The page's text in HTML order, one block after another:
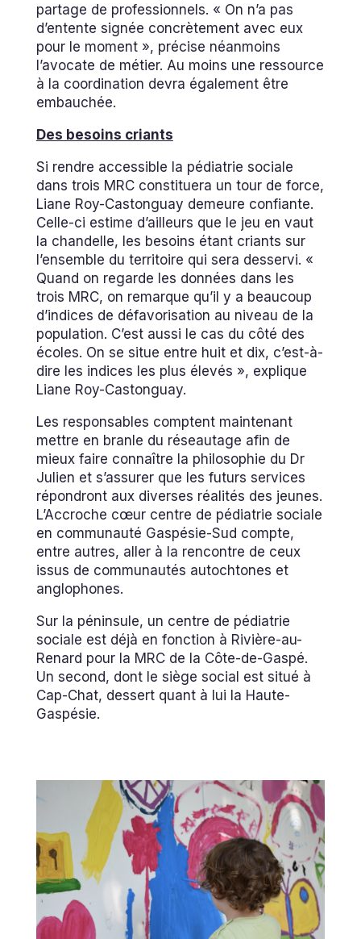
partage de professionnels. « On n’a pas
d’entente signée concrètement avec eux
pour le moment », précise néanmoins
l’avocate de métier. Au moins une ressource
à la coordination devra également être
embauchée.
Des besoins criants
Si rendre accessible la pédiatrie sociale
dans trois MRC constituera un tour de force,
Liane Roy-Castonguay demeure confiante.
Celle-ci estime d’ailleurs que le jeu en vaut
la chandelle, les besoins étant criants sur
l’ensemble du territoire qui sera desservi. «
Quand on regarde les données dans les
trois MRC, on remarque qu’il y a beaucoup
d’indices de défavorisation au niveau de la
population. C’est aussi le cas du côté des
écoles. On se situe entre huit et dix, c’est-à-
dire les indices les plus élevés », explique
Liane Roy-Castonguay.
Les responsables comptent maintenant
mettre en branle du réseautage afin de
mieux faire connaître la philosophie du Dr
Julien et s’assurer que les futurs services
répondront aux diverses réalités des jeunes.
L’Accroche cœur centre de pédiatrie sociale
en communauté Gaspésie-Sud compte,
entre autres, aller à la rencontre de ceux
issus de communautés autochtones et
anglophones.
Sur la péninsule, un centre de pédiatrie
sociale est déjà en fonction à Rivière-au-
Renard pour la MRC de la Côte-de-Gaspé.
Un second, dont le siège social est situé à
Cap-Chat, dessert quant à lui la Haute-
Gaspésie.